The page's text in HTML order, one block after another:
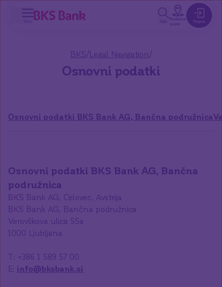
glavno vsebino
Meni Išči
Poslovne
enote
Prijava
BKS/Legal Navigation /
Osnovni podatki
Osnovni podatki BKS Bank AG, Bančna podružnica
Osnovni podatki BKS Bank AG, Bančna
podružnica
BKS Bank AG, Celovec, Avstrija
BKS Bank AG, Bančna podružnica
Verovškova ulica 55a
1000 Ljubljana
T: +386 1 589 57 00
E: info@bksbank.si